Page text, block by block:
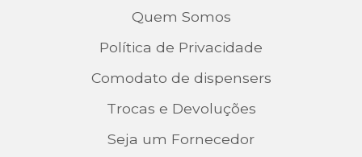
Quem Somos
Política de Privacidade
Comodato de dispensers
Trocas e Devoluções
Seja um Fornecedor